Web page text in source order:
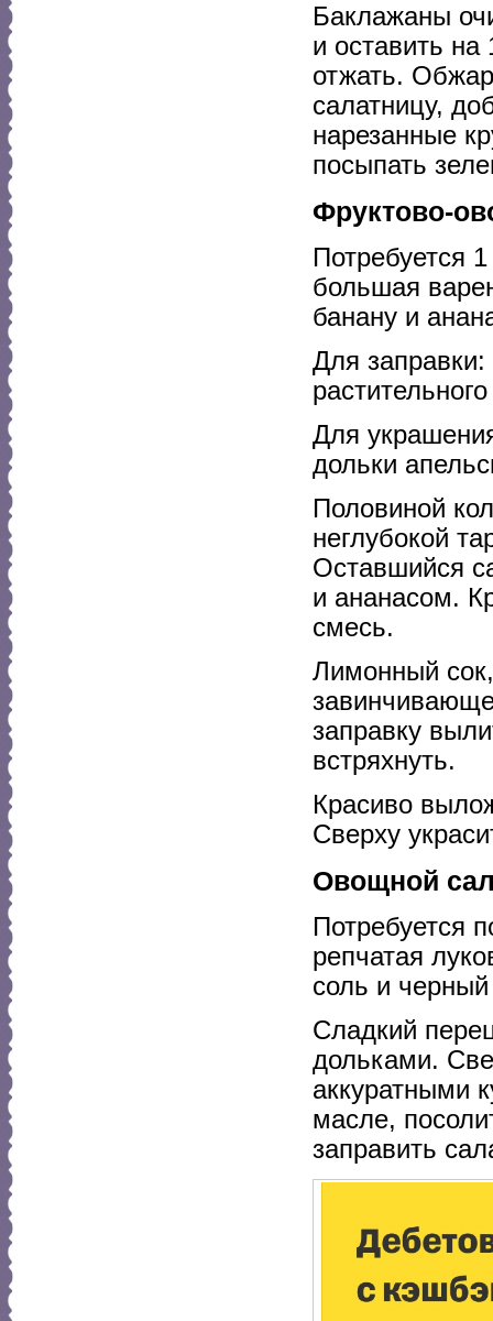
Баклажаны
и оставить на
отжать.
салатницу,
нарезанные
посыпать
Фруктово-
Потребуется
большая
банану и
Для заправки:
Для
дольки
Половиной
неглубокой
Оставшийся
и ананасом.
смесь.
Лимонный
заправку
встряхнуть.
Красиво
Сверху
Овощной
Потребуется
репчатая
соль и
Сладкий
дольками.
аккуратными
масле,
заправить